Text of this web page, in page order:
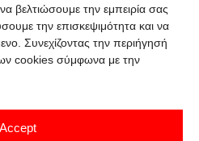
βελτιώσουμε την εμπειρία σας
την επισκεψιμότητα και να
Συνεχίζοντας την περιήγησή
cookies σύμφωνα με την
Accept